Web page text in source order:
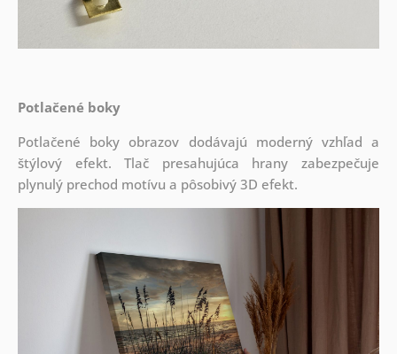
Potlačené boky
Potlačené boky obrazov dodávajú moderný vzhľad a
štýlový efekt. Tlač presahujúca hrany zabezpečuje
plynulý prechod motívu a pôsobivý 3D efekt.